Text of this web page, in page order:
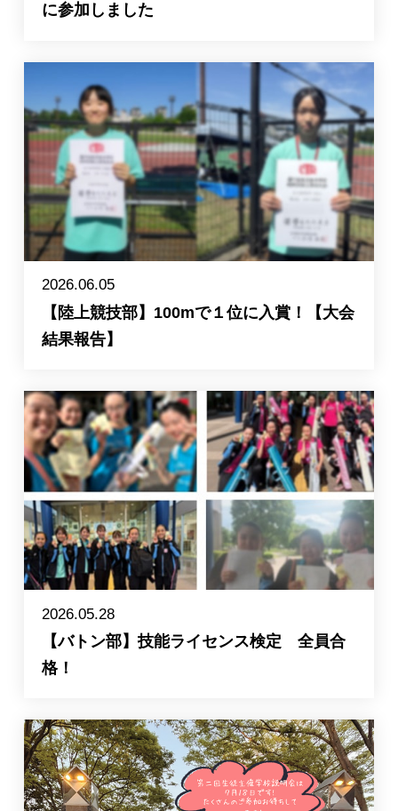
に参加しました
2026.06.05
【陸上競技部】100mで１位に入賞！【大会
結果報告】
2026.05.28
【バトン部】技能ライセンス検定 全員合
格！